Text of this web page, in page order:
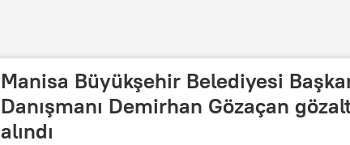
Manisa Büyükşehir Belediyesi
Danışmanı Demirhan Gözaçan
alındı